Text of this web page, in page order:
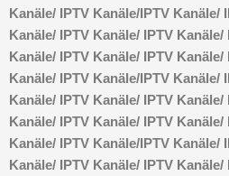
Kanäle/
IPTV Kanäle/ IPTV Kanäle/
Kanäle/
IPTV Kanäle/ IPTV Kanäle/
Kanäle/
IPTV Kanäle/ IPTV Kanäle/
Kanäle/
IPTV Kanäle/ IPTV Kanäle/
Kanäle/
IPTV Kanäle/ IPTV Kanäle/
Kanäle/
IPTV Kanäle/ IPTV Kanäle/
Kanäle/
IPTV Kanäle/ IPTV Kanäle/
Kanäle/
IPTV Kanäle/ IPTV Kanäle/